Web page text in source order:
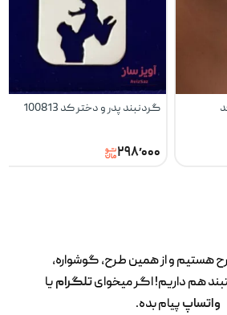
گردنبند پدر و دختر کد 100813
۲۹۸٬۰۰۰
هستیم و از همین طرح، گوشواره،
هم داریم! اگر میخوایتلگرامیا
واتساپپیام بده.